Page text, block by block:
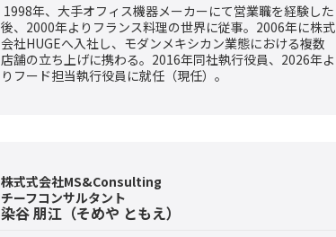
1998年、大手オフィス機器メーカーにて営業職を経験した
後、2000年よりフランス料理の世界に従事。2006年に株式
会社HUGEへ入社し、モダンメキシカン業態における複数
店舗の立ち上げに携わる。2016年同社執行役員、2026年よ
りフード担当執行役員に就任（現任）。
株式式会社MS&Consulting
チーフコンサルタント
染谷 朋江（そめや ともえ）